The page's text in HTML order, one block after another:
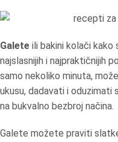
Galete ili bakini kolači kako
najslasnijih i najpraktičnijih
samo nekoliko minuta,
ukusu, dadavati i oduzimati
na bukvalno bezbroj načina.
Galete možete praviti